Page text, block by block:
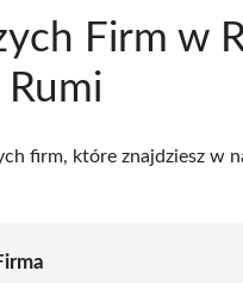
Firm w
Rumi
firm, które znajdziesz w